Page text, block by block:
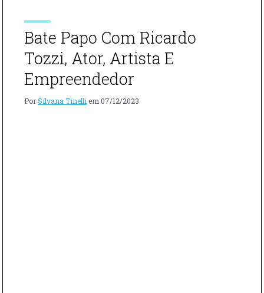
Bate Papo Com Ricardo
Tozzi, Ator, Artista E
Empreendedor
PorSilvana Tinelli em 07/12/2023